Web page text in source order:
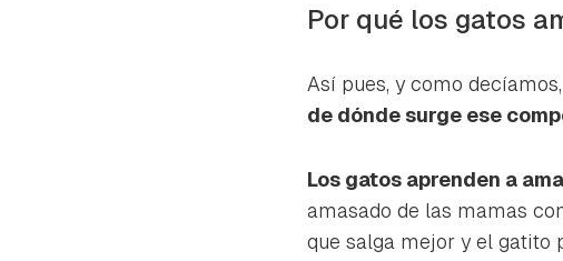
Por qué los gatos
Así pues, y como
de dónde surge ese
Los gatos aprenden a
amasado de las mamas
que salga mejor y el gatito